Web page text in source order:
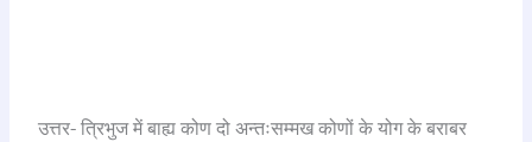
उत्तर- त्रिभुज में बाह्य कोण दो अन्तःसम्मख कोणों के योग के बराबर